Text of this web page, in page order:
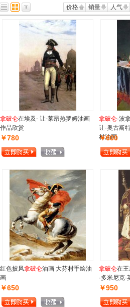
价格
销量 人气
拿破仑在埃及- 让-莱昂热罗姆油画
作品欣赏
￥780
拿破仑·波
让·奥古斯
村油画
￥600
红色披风拿破仑油画 大芬村手绘油
画
￥650
拿破仑在王
·多米尼克·
￥950